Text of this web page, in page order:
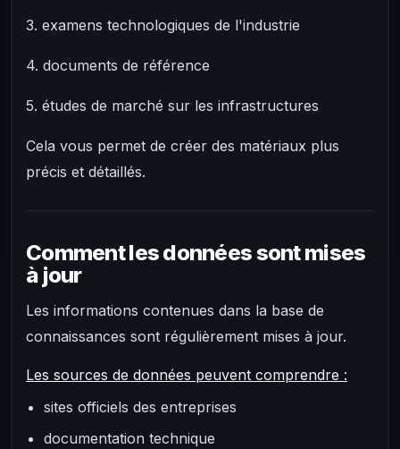
3. examens technologiques de l'industrie
4. documents de référence
5. études de marché sur les infrastructures
Cela vous permet de créer des matériaux plus
précis et détaillés.
Comment les données sont mises
à jour
Les informations contenues dans la base de
connaissances sont régulièrement mises à jour.
Les sources de données peuvent comprendre :
sites officiels des entreprises
documentation technique